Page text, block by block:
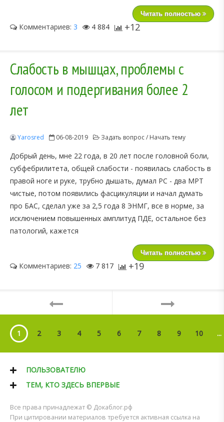
Читать полностью
Комментариев: 3 4 884 +12
Слабость в мышцах, проблемы с
голосом и подергивания более 2
лет
Yarosred 06-08-2019 Задать вопрос / Начать тему
Добрый день, мне 22 года, в 20 лет после головной боли,
субфебрилитета, общей слабости - появилась слабость в
правой ноге и руке, трубно дышать, думал РС - два МРТ
чистые, потом появились фасцикуляции и начал думать
про БАС, сделал уже за 2,5 года 8 ЭНМГ, все в норме, за
исключением повышенных амплитуд ПДЕ, остальное без
патологий, кажется
Читать полностью
Комментариев: 25 7 817 +19
1 2 3 4 5 6 7 8 9 10 ...
ПОЛЬЗОВАТЕЛЮ
ТЕМ, КТО ЗДЕСЬ ВПЕРВЫЕ
Все права принадлежат © Докаблог.рф
При цитировании материалов требуется активная ссылка на